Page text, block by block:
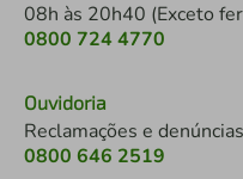
08h às 20h40 (Exceto
0800 724 4770
Ouvidoria
Reclamações e denúncias
0800 646 2519